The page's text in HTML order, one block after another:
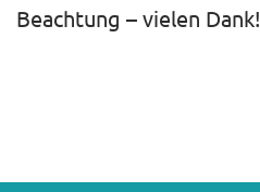
Beachtung – vielen Dank!